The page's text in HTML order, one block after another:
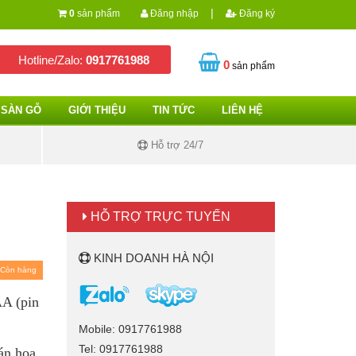
0 sản phẩm Đăng nhập | Đăng ký
Hotline/Zalo: 0917761988 0sản phẩm
SÀN GỖ GIỚI THIỆU TIN TỨC LIÊN HỆ
Hỗ trợ 24/7
Còn hàng
(pin
họa
HỖ TRỢ TRỰC TUYẾN
KINH DOANH HÀ NỘI
Mobile: 0917761988
Tel: 0917761988